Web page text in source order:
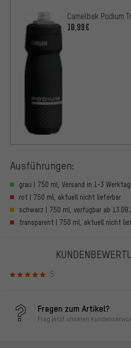
Camelbak Podium
10,99€
Ausführungen:
grau | 750 ml, Versand in 1-3
rot | 750 ml, aktuell nicht lieferbar
schwarz | 750 ml, verfügbar ab
transparent | 750 ml, aktuell nicht
5
Fragen zum Artikel?
Frag jetzt unseren